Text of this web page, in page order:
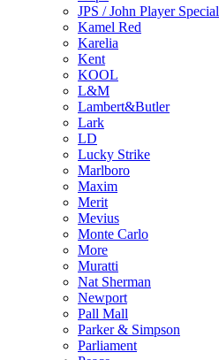
JPS / John Player Special
Kamel Red
Karelia
Kent
KOOL
L&M
Lambert&Butler
Lark
LD
Lucky Strike
Marlboro
Maxim
Merit
Mevius
Monte Carlo
More
Muratti
Nat Sherman
Newport
Pall Mall
Parker & Simpson
Parliament